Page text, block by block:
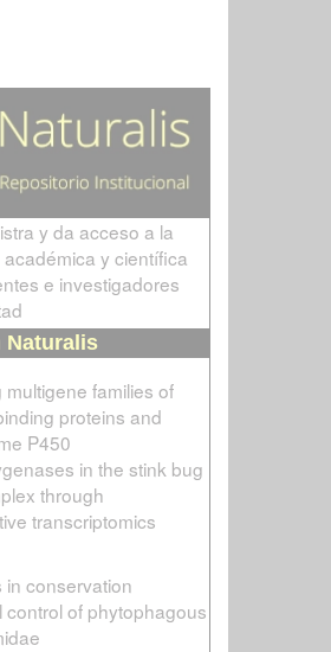
y da acceso a la
y científica
e investigadores
Naturalis
multigene families of
proteins and
P450
in the stink bug
through
transcriptomics
in conservation
control of phytophagous